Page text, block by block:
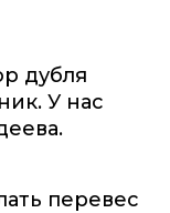
дубля
У нас
перевес